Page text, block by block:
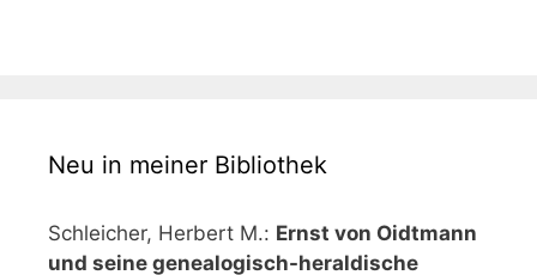
Neu in meiner Bibliothek
Schleicher, Herbert M.: Ernst von Oidtmann
und seine genealogisch-heraldische